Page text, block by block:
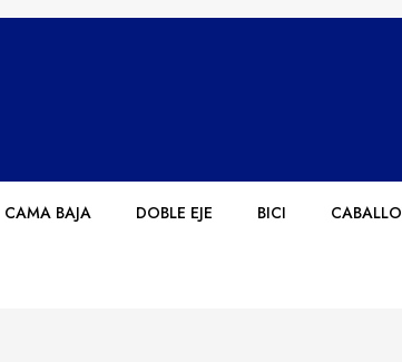
CAMA BAJA DOBLE EJE BICI CABALLO